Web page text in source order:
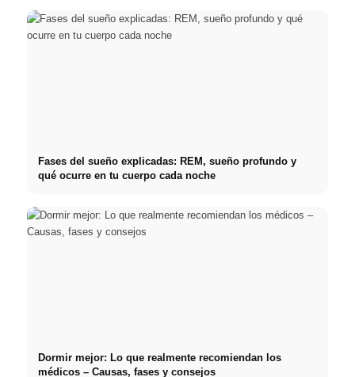
Fases del sueño explicadas: REM, sueño profundo y
qué ocurre en tu cuerpo cada noche
Dormir mejor: Lo que realmente recomiendan los
médicos – Causas, fases y consejos